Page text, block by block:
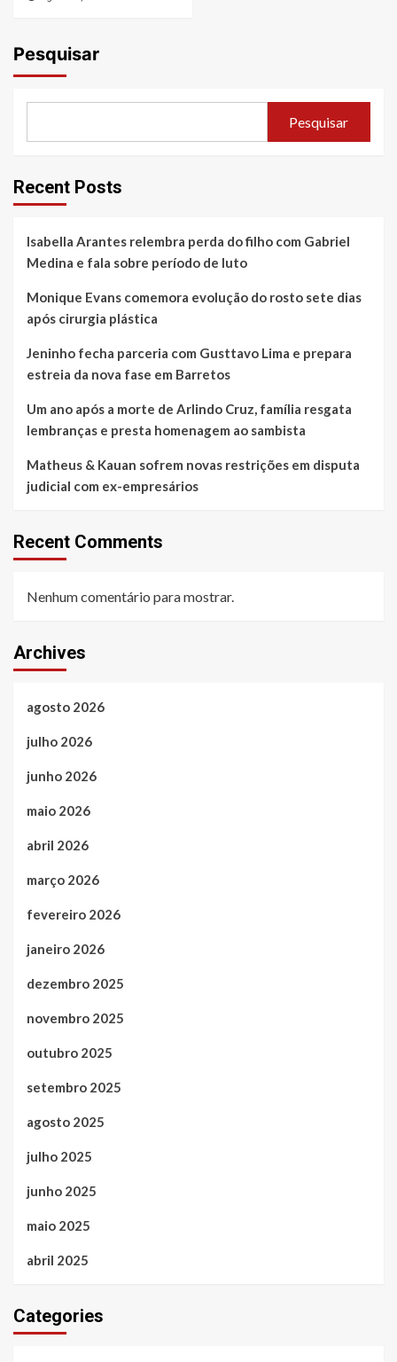
Pesquisar
Pesquisar
Recent Posts
Isabella Arantes relembra perda do filho com Gabriel
Medina e fala sobre período de luto
Monique Evans comemora evolução do rosto sete dias
após cirurgia plástica
Jeninho fecha parceria com Gusttavo Lima e prepara
estreia da nova fase em Barretos
Um ano após a morte de Arlindo Cruz, família resgata
lembranças e presta homenagem ao sambista
Matheus & Kauan sofrem novas restrições em disputa
judicial com ex-empresários
Recent Comments
Nenhum comentário para mostrar.
Archives
agosto 2026
julho 2026
junho 2026
maio 2026
abril 2026
março 2026
fevereiro 2026
janeiro 2026
dezembro 2025
novembro 2025
outubro 2025
setembro 2025
agosto 2025
julho 2025
junho 2025
maio 2025
abril 2025
Categories